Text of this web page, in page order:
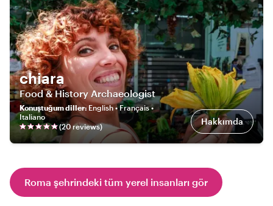
chiara
Food & History Archaeologist
Konuştuğum diller: English • Français •
Italiano
(20reviews) Hakkımda
Roma şehrindeki tüm yerel insanları gör